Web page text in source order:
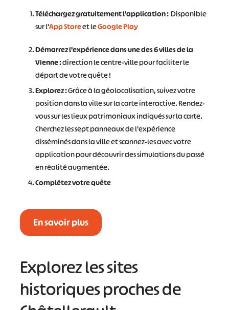
Téléchargez gratuitement l’application : Disponible
sur l’App Storeet leGoogle Play
Démarrez l’expérience dans une des 6 villes de la
Vienne :direction le centre-ville pour faciliter le
départ de votre quête !
Explorez :Grâce à la géolocalisation, suivez votre
position dans la ville sur la carte interactive. Rendez-
vous sur les lieux patrimoniaux indiqués sur la carte.
Cherchez les sept panneaux de l’expérience
disséminés dans la ville et scannez-les avec votre
application pour découvrir des simulations du passé
en réalité augmentée.
Complétez votre quête
En savoir plus
Explorez les sites
historiques proches de